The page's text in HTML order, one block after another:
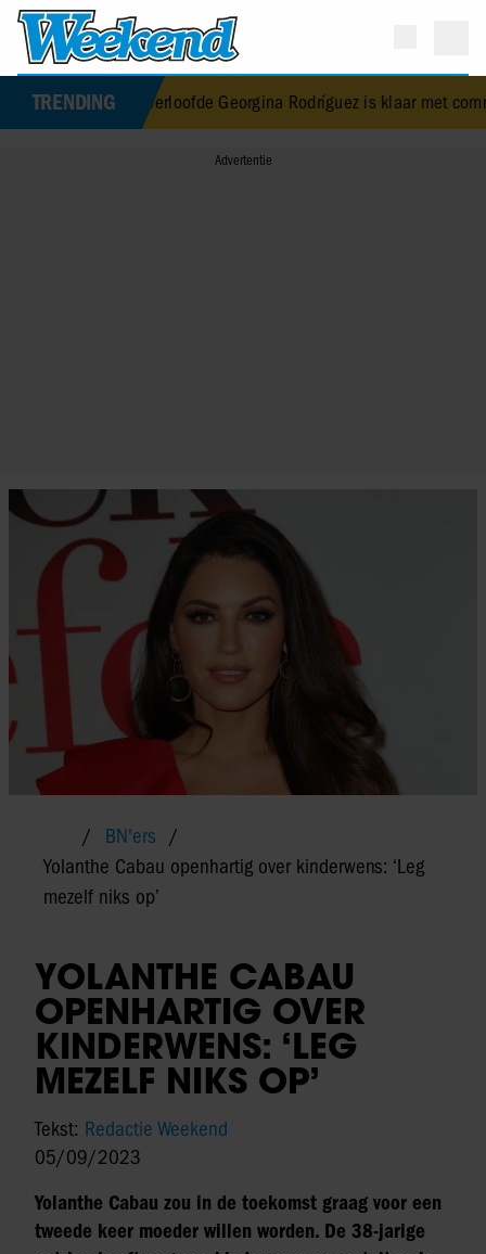
TRENDING
verloofde Georgina Rodríguez is klaar met commentaar op
BN'ers
Yolanthe Cabau openhartig over kinderwens: ‘Leg
mezelf niks op’
YOLANTHE CABAU
OPENHARTIG OVER
KINDERWENS: ‘LEG
MEZELF NIKS OP’
Tekst: Redactie Weekend
05/09/2023
Yolanthe Cabau zou in de toekomst graag voor een
tweede keer moeder willen worden. De 38-jarige